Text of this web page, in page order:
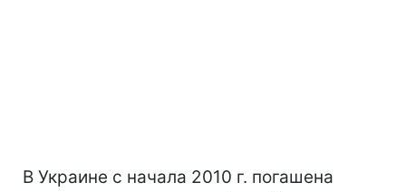
В Украине с начала 2010 г. погашена